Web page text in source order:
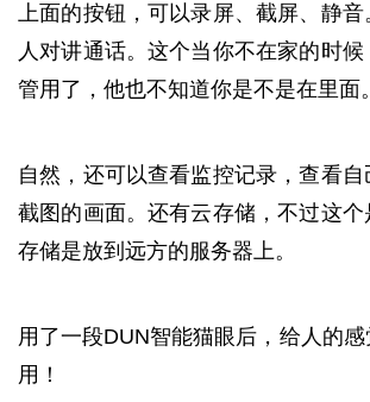
上面的按钮，可以录屏、截屏、静
人对讲通话。这个当你不在家的时
管用了，他也不知道你是不是在里面。
自然，还可以查看监控记录，查看自
截图的画面。还有云存储，不过这
存储是放到远方的服务器上。
用了一段DUN智能猫眼后，给人的
用！